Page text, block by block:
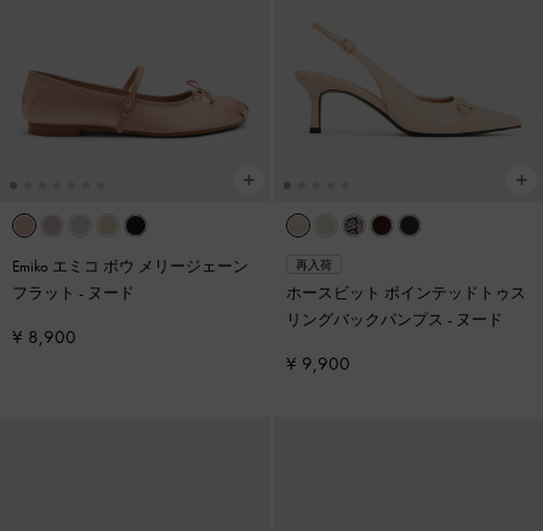
Emiko エミコ ボウ メリージェーン
フラット - ヌード
¥ 8,900
再入荷
ホースビット ポインテッドトゥス
リングバックパンプス - ヌード
¥ 9,900